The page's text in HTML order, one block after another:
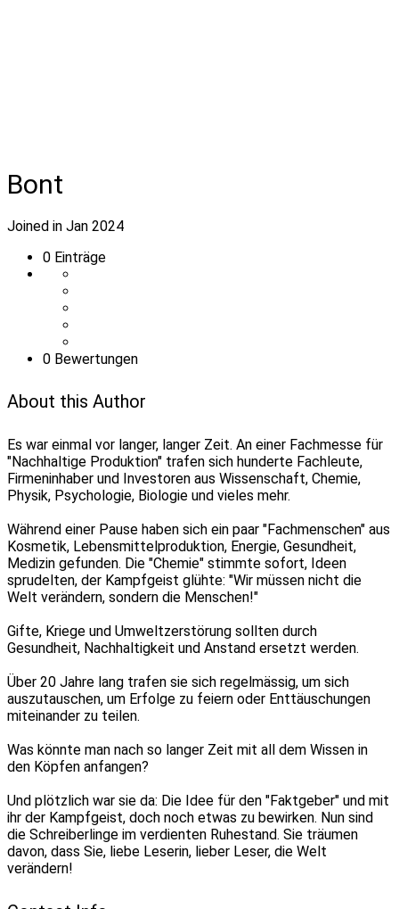
Bont
Joined in Jan 2024
0 Einträge
0 Bewertungen
About this Author
Es war einmal vor langer, langer Zeit. An einer Fachmesse für
"Nachhaltige Produktion" trafen sich hunderte Fachleute,
Firmeninhaber und Investoren aus Wissenschaft, Chemie,
Physik, Psychologie, Biologie und vieles mehr.
Während einer Pause haben sich ein paar "Fachmenschen" aus
Kosmetik, Lebensmittelproduktion, Energie, Gesundheit,
Medizin gefunden. Die "Chemie" stimmte sofort, Ideen
sprudelten, der Kampfgeist glühte: "Wir müssen nicht die
Welt verändern, sondern die Menschen!"
Gifte, Kriege und Umweltzerstörung sollten durch
Gesundheit, Nachhaltigkeit und Anstand ersetzt werden.
Über 20 Jahre lang trafen sie sich regelmässig, um sich
auszutauschen, um Erfolge zu feiern oder Enttäuschungen
miteinander zu teilen.
Was könnte man nach so langer Zeit mit all dem Wissen in
den Köpfen anfangen?
Und plötzlich war sie da: Die Idee für den "Faktgeber" und mit
ihr der Kampfgeist, doch noch etwas zu bewirken. Nun sind
die Schreiberlinge im verdienten Ruhestand. Sie träumen
davon, dass Sie, liebe Leserin, lieber Leser, die Welt
verändern!